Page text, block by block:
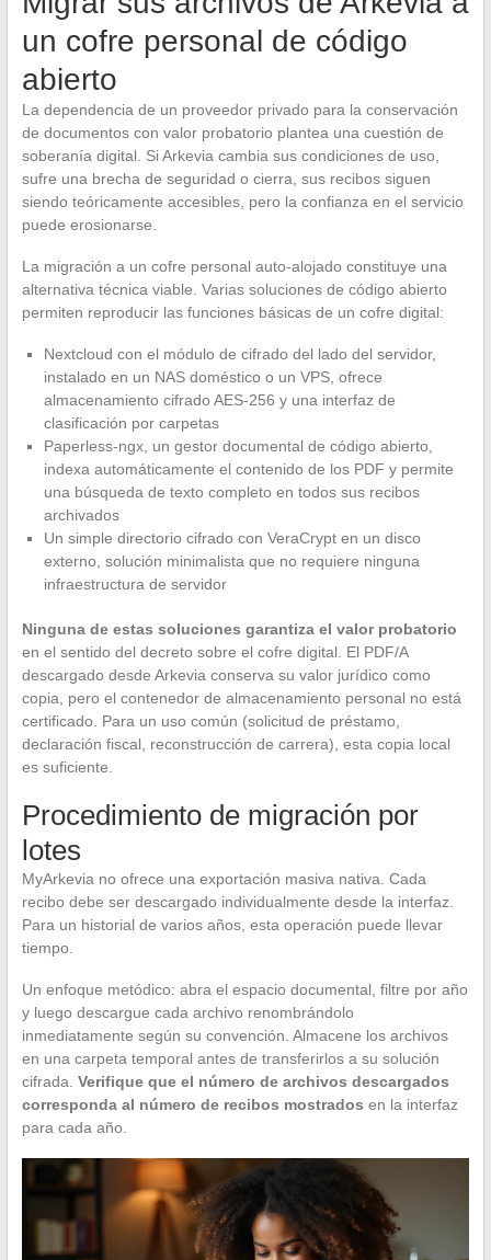
un cofre personal de código
abierto
La dependencia de un proveedor privado para la conservación
de documentos con valor probatorio plantea una cuestión de
soberanía digital. Si Arkevia cambia sus condiciones de uso,
sufre una brecha de seguridad o cierra, sus recibos siguen
siendo teóricamente accesibles, pero la confianza en el servicio
puede erosionarse.
La migración a un cofre personal auto-alojado constituye una
alternativa técnica viable. Varias soluciones de código abierto
permiten reproducir las funciones básicas de un cofre digital:
Nextcloud con el módulo de cifrado del lado del servidor,
instalado en un NAS doméstico o un VPS, ofrece
almacenamiento cifrado AES-256 y una interfaz de
clasificación por carpetas
Paperless-ngx, un gestor documental de código abierto,
indexa automáticamente el contenido de los PDF y permite
una búsqueda de texto completo en todos sus recibos
archivados
Un simple directorio cifrado con VeraCrypt en un disco
externo, solución minimalista que no requiere ninguna
infraestructura de servidor
Ninguna de estas soluciones garantiza el valor probatorio
en el sentido del decreto sobre el cofre digital. El PDF/A
descargado desde Arkevia conserva su valor jurídico como
copia, pero el contenedor de almacenamiento personal no está
certificado. Para un uso común (solicitud de préstamo,
declaración fiscal, reconstrucción de carrera), esta copia local
es suficiente.
Procedimiento de migración por
lotes
MyArkevia no ofrece una exportación masiva nativa. Cada
recibo debe ser descargado individualmente desde la interfaz.
Para un historial de varios años, esta operación puede llevar
tiempo.
Un enfoque metódico: abra el espacio documental, filtre por año
y luego descargue cada archivo renombrándolo
inmediatamente según su convención. Almacene los archivos
en una carpeta temporal antes de transferirlos a su solución
cifrada. Verifique que el número de archivos descargados
corresponda al número de recibos mostrados en la interfaz
para cada año.